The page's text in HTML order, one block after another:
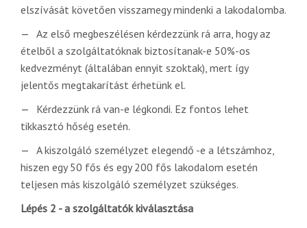
elszívását követően visszamegy mindenki a lakodalomba.
Az első megbeszélésen kérdezzünk rá arra, hogy az
ételből a szolgáltatóknak biztosítanak-e 50%-os
kedvezményt (általában ennyit szoktak), mert így
jelentős megtakarítást érhetünk el.
Kérdezzünk rá van-e légkondi. Ez fontos lehet
tikkasztó hőség esetén.
A kiszolgáló személyzet elegendő -e a létszámhoz,
hiszen egy 50 fős és egy 200 fős lakodalom esetén
teljesen más kiszolgáló személyzet szükséges.
Lépés 2 - a szolgáltatók kiválasztása